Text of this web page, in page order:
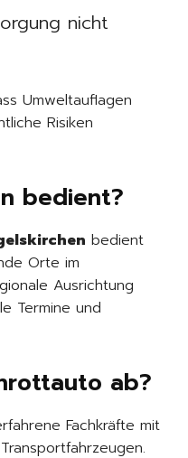
nicht
Umweltauflagen
Risiken
bedient?
bedient
Orte im
Ausrichtung
Termine und
ab?
Fachkräfte mit